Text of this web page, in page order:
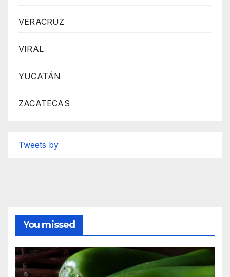
VERACRUZ
VIRAL
YUCATÁN
ZACATECAS
Tweets by
You missed